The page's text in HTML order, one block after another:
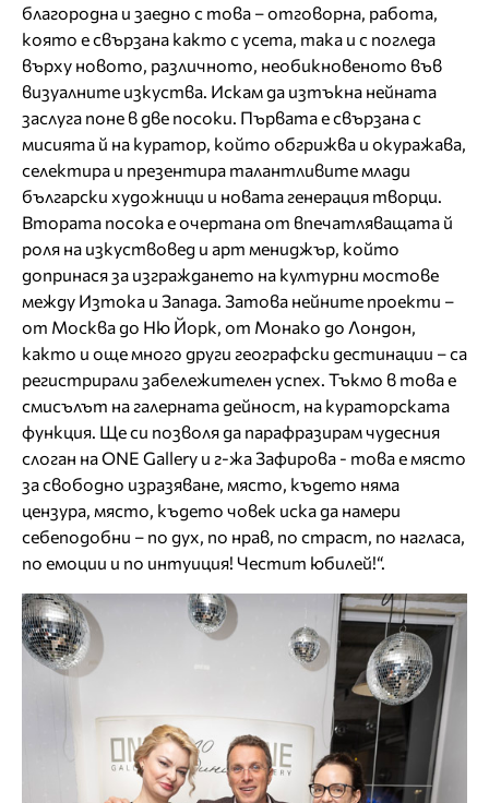
благородна и заедно с това – отговорна, работа,
която е свързана както с усета, така и с погледа
върху новото, различното, необикновеното във
визуалните изкуства. Искам да изтъкна нейната
заслуга поне в две посоки. Първата е свързана с
мисията й на куратор, който обгрижва и окуражава,
селектира и презентира талантливите млади
български художници и новата генерация творци.
Втората посока е очертана от впечатляващата й
роля на изкуствовед и арт мениджър, който
допринася за изграждането на културни мостове
между Изтока и Запада. Затова нейните проекти –
от Москва до Ню Йорк, от Монако до Лондон,
както и още много други географски дестинации – са
регистрирали забележителен успех. Тъкмо в това е
смисълът на галерната дейност, на кураторската
функция. Ще си позволя да парафразирам чудесния
слоган на ONE Gallery и г-жа Зафирова - това е място
за свободно изразяване, място, където няма
цензура, място, където човек иска да намери
себеподобни – по дух, по нрав, по страст, по нагласа,
по емоции и по интуиция! Честит юбилей!“.